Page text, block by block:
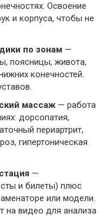
Освоение
и корпуса, чтобы не
по зонам —
поясницы, живота,
конечностей.
массаж — работа
дорсопатия,
периартрит,
гипертоническая
—
и билеты) плюс
или модели.
на видео для анализа